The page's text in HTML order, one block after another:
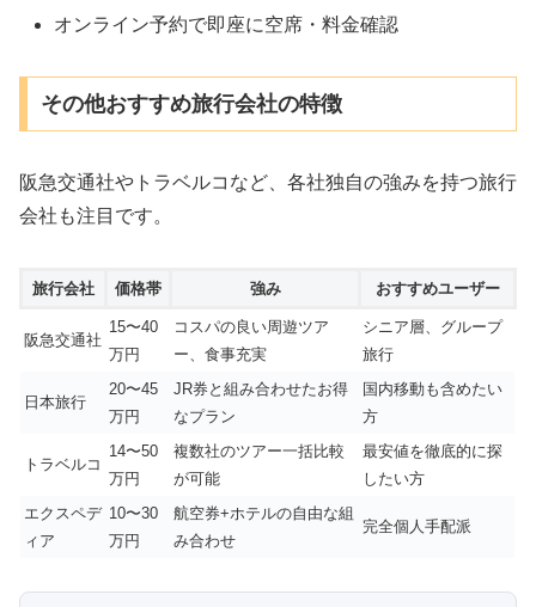
オンライン予約で即座に空席・料金確認
その他おすすめ旅行会社の特徴
阪急交通社やトラベルコなど、各社独自の強みを持つ旅行
会社も注目です。
旅行会社 価格帯 強み おすすめユーザー
阪急交通社
15〜40
万円
コスパの良い周遊ツア
ー、食事充実
シニア層、グループ
旅行
日本旅行
20〜45
万円
JR券と組み合わせたお得
なプラン
国内移動も含めたい
方
トラベルコ
14〜50
万円
複数社のツアー一括比較
が可能
最安値を徹底的に探
したい方
エクスペデ
ィア
10〜30
万円
航空券+ホテルの自由な組
み合わせ
完全個人手配派